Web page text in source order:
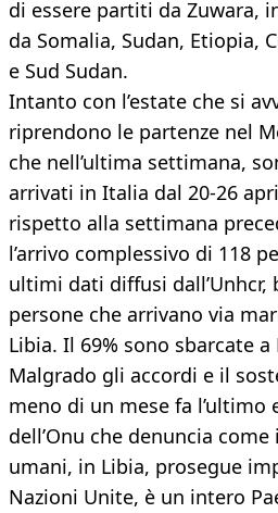
di essere partiti da Zuwara,
da Somalia, Sudan, Etiopia,
e Sud Sudan.
Intanto con l’estate che si
riprendono le partenze nel
che nell’ultima settimana,
arrivati in Italia dal 20-26
rispetto alla settimana
l’arrivo complessivo di 118
ultimi dati diffusi dall’Unhcr,
persone che arrivano via
Libia. Il 69% sono sbarcate a
Malgrado gli accordi e il
meno di un mese fa
dell’Onu che denuncia
umani, in Libia, prosegue
Nazioni Unite, è un intero